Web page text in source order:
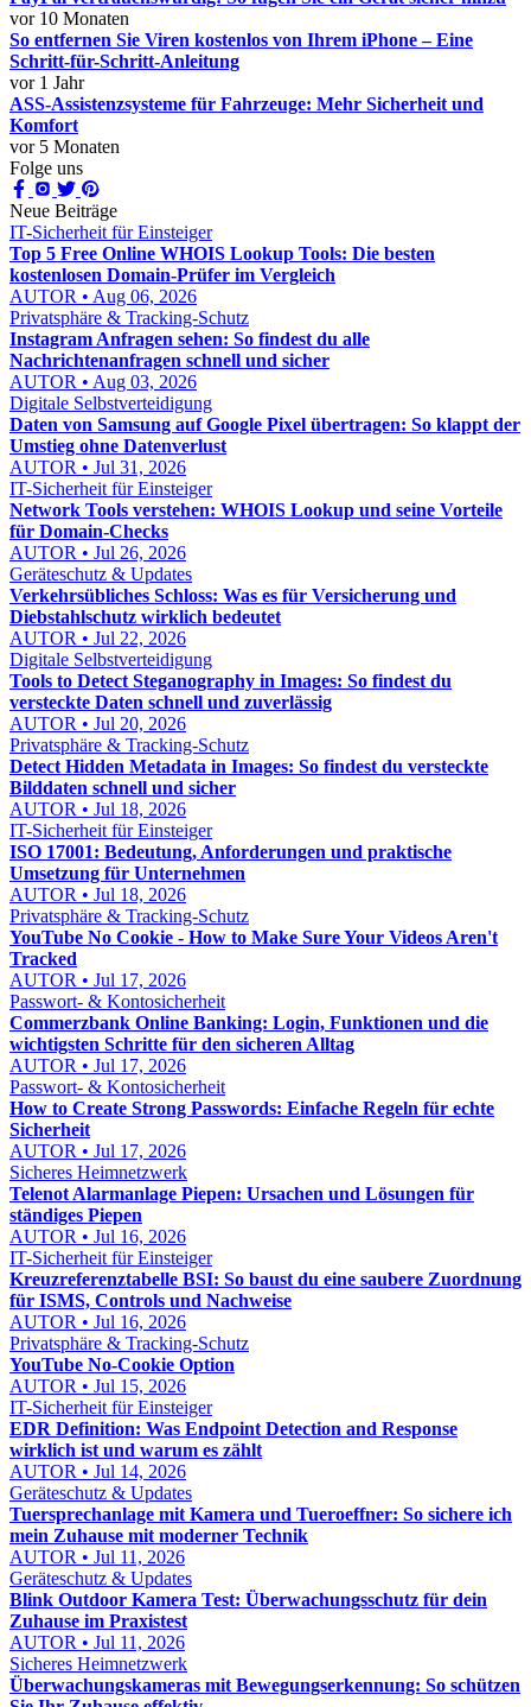
vor 10 Monaten
So entfernen Sie Viren kostenlos von Ihrem iPhone – Eine
Schritt-für-Schritt-Anleitung
vor 1 Jahr
ASS-Assistenzsysteme für Fahrzeuge: Mehr Sicherheit und
Komfort
vor 5 Monaten
Folge uns
Neue Beiträge
IT-Sicherheit für Einsteiger
Top 5 Free Online WHOIS Lookup Tools: Die besten
kostenlosen Domain-Prüfer im Vergleich
AUTOR • Aug 06, 2026
Privatsphäre & Tracking-Schutz
Instagram Anfragen sehen: So findest du alle
Nachrichtenanfragen schnell und sicher
AUTOR • Aug 03, 2026
Digitale Selbstverteidigung
Daten von Samsung auf Google Pixel übertragen: So klappt der
Umstieg ohne Datenverlust
AUTOR • Jul 31, 2026
IT-Sicherheit für Einsteiger
Network Tools verstehen: WHOIS Lookup und seine Vorteile
für Domain-Checks
AUTOR • Jul 26, 2026
Geräteschutz & Updates
Verkehrsübliches Schloss: Was es für Versicherung und
Diebstahlschutz wirklich bedeutet
AUTOR • Jul 22, 2026
Digitale Selbstverteidigung
Tools to Detect Steganography in Images: So findest du
versteckte Daten schnell und zuverlässig
AUTOR • Jul 20, 2026
Privatsphäre & Tracking-Schutz
Detect Hidden Metadata in Images: So findest du versteckte
Bilddaten schnell und sicher
AUTOR • Jul 18, 2026
IT-Sicherheit für Einsteiger
ISO 17001: Bedeutung, Anforderungen und praktische
Umsetzung für Unternehmen
AUTOR • Jul 18, 2026
Privatsphäre & Tracking-Schutz
YouTube No Cookie - How to Make Sure Your Videos Aren't
Tracked
AUTOR • Jul 17, 2026
Passwort- & Kontosicherheit
Commerzbank Online Banking: Login, Funktionen und die
wichtigsten Schritte für den sicheren Alltag
AUTOR • Jul 17, 2026
Passwort- & Kontosicherheit
How to Create Strong Passwords: Einfache Regeln für echte
Sicherheit
AUTOR • Jul 17, 2026
Sicheres Heimnetzwerk
Telenot Alarmanlage Piepen: Ursachen und Lösungen für
ständiges Piepen
AUTOR • Jul 16, 2026
IT-Sicherheit für Einsteiger
Kreuzreferenztabelle BSI: So baust du eine saubere Zuordnung
für ISMS, Controls und Nachweise
AUTOR • Jul 16, 2026
Privatsphäre & Tracking-Schutz
YouTube No-Cookie Option
AUTOR • Jul 15, 2026
IT-Sicherheit für Einsteiger
EDR Definition: Was Endpoint Detection and Response
wirklich ist und warum es zählt
AUTOR • Jul 14, 2026
Geräteschutz & Updates
Tuersprechanlage mit Kamera und Tueroeffner: So sichere ich
mein Zuhause mit moderner Technik
AUTOR • Jul 11, 2026
Geräteschutz & Updates
Blink Outdoor Kamera Test: Überwachungsschutz für dein
Zuhause im Praxistest
AUTOR • Jul 11, 2026
Sicheres Heimnetzwerk
Überwachungskameras mit Bewegungserkennung: So schützen